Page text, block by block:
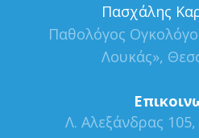
Πασχάλης
Παθολόγος
Λουκάς»,
Λ. Αλεξάνδρας